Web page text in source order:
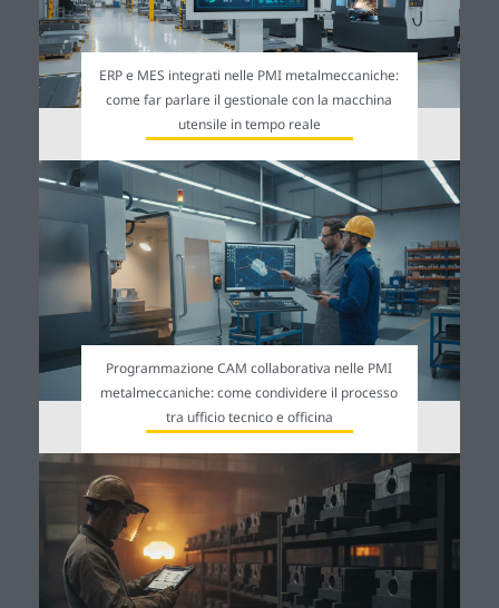
ERP e MES integrati nelle PMI metalmeccaniche:
come far parlare il gestionale con la macchina
utensile in tempo reale
Programmazione CAM collaborativa nelle PMI
metalmeccaniche: come condividere il processo
tra ufficio tecnico e officina